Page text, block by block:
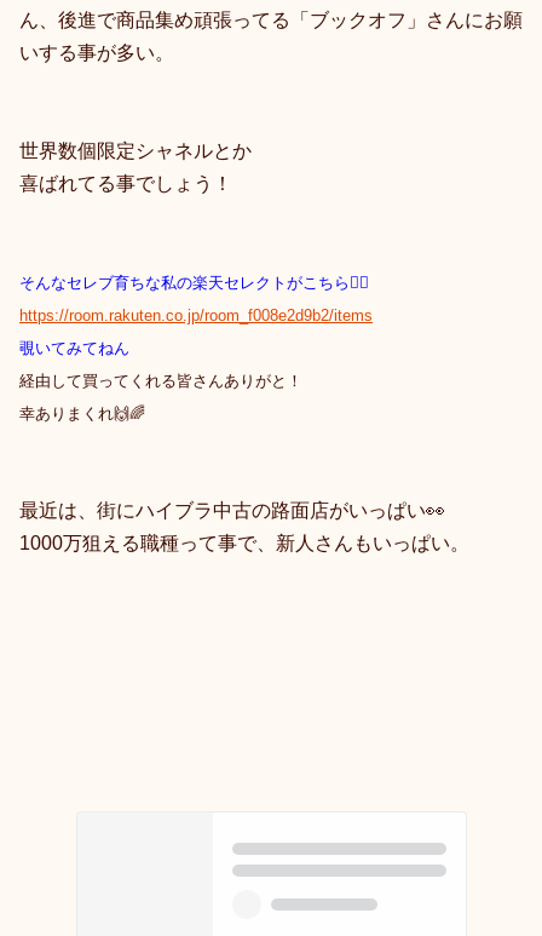
ん、後進で商品集め頑張ってる「ブックオフ」さんにお願
いする事が多い。
世界数個限定シャネルとか
喜ばれてる事でしょう！
そんなセレブ育ちな私の楽天セレクトがこちら💁‍♀️
https://room.rakuten.co.jp/room_f008e2d9b2/items
覗いてみてねん
経由して買ってくれる皆さんありがと！
幸ありまくれ🙌🌈
最近は、街にハイブラ中古の路面店がいっぱい👀
1000万狙える職種って事で、新人さんもいっぱい。